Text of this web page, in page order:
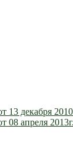
13 декабря
08 апреля 2013г.